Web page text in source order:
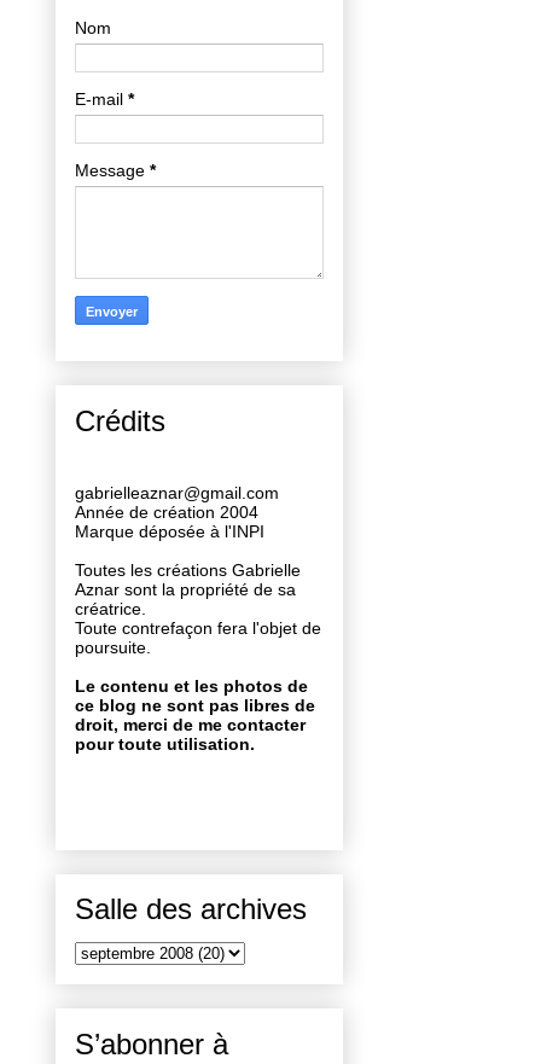
Nom
E-mail *
Message *
Crédits
gabrielleaznar@gmail.com
Année de création 2004
Marque déposée à l'INPI
Toutes les créations Gabrielle
Aznar sont la propriété de sa
créatrice.
Toute contrefaçon fera l'objet de
poursuite.
Le contenu et les photos de
ce blog ne sont pas libres de
droit, merci de me contacter
pour toute utilisation.
Salle des archives
S’abonner à